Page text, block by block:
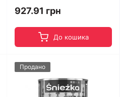
927.91 грн
До кошика
Продано